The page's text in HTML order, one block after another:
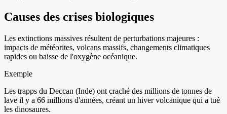
Causes des crises biologiques
Les extinctions massives résultent de perturbations majeures :
impacts de météorites, volcans massifs, changements climatiques
rapides ou baisse de l'oxygène océanique.
Exemple
Les trapps du Deccan (Inde) ont craché des millions de tonnes de
lave il y a 66 millions d'années, créant un hiver volcanique qui a tué
les dinosaures.